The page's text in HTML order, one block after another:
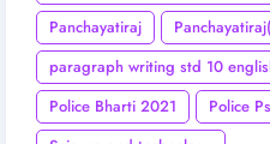
Panchayatiraj
paragraph writing std 10
Police Bharti 2021
Police